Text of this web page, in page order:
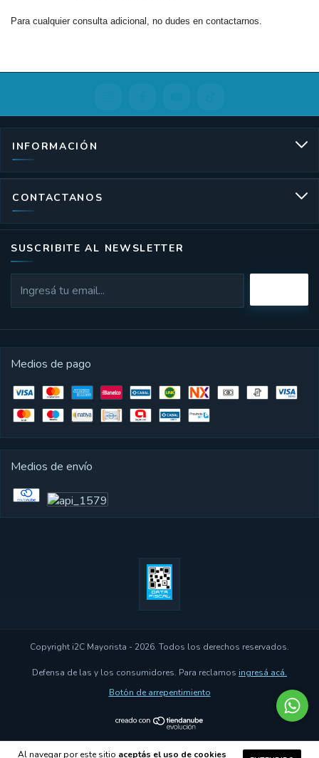
Al navegar por este sitio aceptás el uso de cookies
Para cualquier consulta adicional, no dudes en contactarnos.
INFORMACIÓN
CONTACTANOS
SUSCRIBITE AL NEWSLETTER
Medios de pago
Medios de envío
Copyright i2C Mayorista - 2026. Todos los derechos reservados.
Defensa de las y los consumidores. Para reclamos ingresá acá.
Botón de arrepentimiento